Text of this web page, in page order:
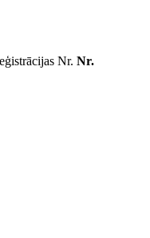
Nr. Nr.